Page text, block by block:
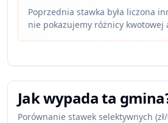
Poprzednia stawka była liczona
nie pokazujemy różnicy kwotowej
Jak wypada ta
Porównanie stawek selektywnych